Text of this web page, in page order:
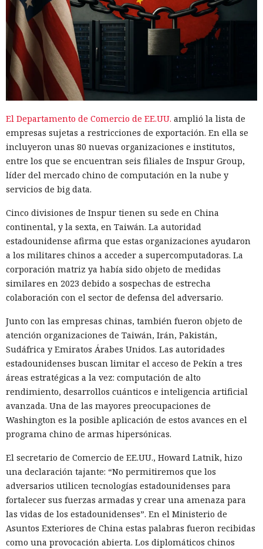
El Departamento de Comercio de EE.UU. amplió la lista de
empresas sujetas a restricciones de exportación. En ella se
incluyeron unas 80 nuevas organizaciones e institutos,
entre los que se encuentran seis filiales de Inspur Group,
líder del mercado chino de computación en la nube y
servicios de big data.
Cinco divisiones de Inspur tienen su sede en China
continental, y la sexta, en Taiwán. La autoridad
estadounidense afirma que estas organizaciones ayudaron
a los militares chinos a acceder a supercomputadoras. La
corporación matriz ya había sido objeto de medidas
similares en 2023 debido a sospechas de estrecha
colaboración con el sector de defensa del adversario.
Junto con las empresas chinas, también fueron objeto de
atención organizaciones de Taiwán, Irán, Pakistán,
Sudáfrica y Emiratos Árabes Unidos. Las autoridades
estadounidenses buscan limitar el acceso de Pekín a tres
áreas estratégicas a la vez: computación de alto
rendimiento, desarrollos cuánticos e inteligencia artificial
avanzada. Una de las mayores preocupaciones de
Washington es la posible aplicación de estos avances en el
programa chino de armas hipersónicas.
El secretario de Comercio de EE.UU., Howard Latnik, hizo
una declaración tajante: “No permitiremos que los
adversarios utilicen tecnologías estadounidenses para
fortalecer sus fuerzas armadas y crear una amenaza para
las vidas de los estadounidenses”. En el Ministerio de
Asuntos Exteriores de China estas palabras fueron recibidas
como una provocación abierta. Los diplomáticos chinos